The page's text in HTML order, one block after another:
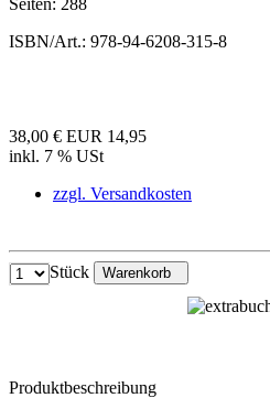
ISBN/Art.: 978-94-6208-315-8
38,00 € EUR 14,95
inkl. 7 % USt
zzgl. Versandkosten
Stück Warenkorb
Produktbeschreibung